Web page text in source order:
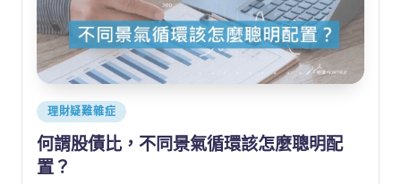
Posted
理財疑難雜症
何謂股債比，不同景氣循環該怎麼聰明配
置？